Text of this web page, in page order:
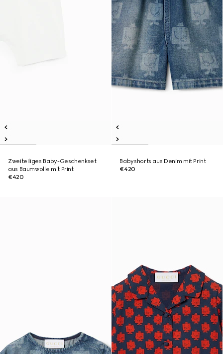
Zweiteiliges Baby-Geschenkset
aus Baumwolle mit Print
€420
Babyshorts aus Denim mit Print
€420